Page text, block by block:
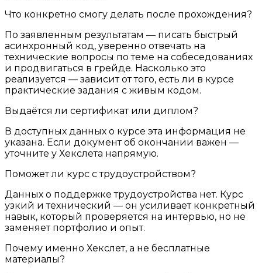
Что конкретно смогу делать после прохождения?
По заявленным результатам — писать быстрый
асинхронный код, уверенно отвечать на
технические вопросы по теме на собеседованиях
и продвигаться в грейде. Насколько это
реализуется — зависит от того, есть ли в курсе
практические задания с живым кодом.
Выдаётся ли сертификат или диплом?
В доступных данных о курсе эта информация не
указана. Если документ об окончании важен —
уточните у Хекслета напрямую.
Поможет ли курс с трудоустройством?
Данных о поддержке трудоустройства нет. Курс
узкий и технический — он усиливает конкретный
навык, который проверяется на интервью, но не
заменяет портфолио и опыт.
Почему именно Хекслет, а не бесплатные
материалы?